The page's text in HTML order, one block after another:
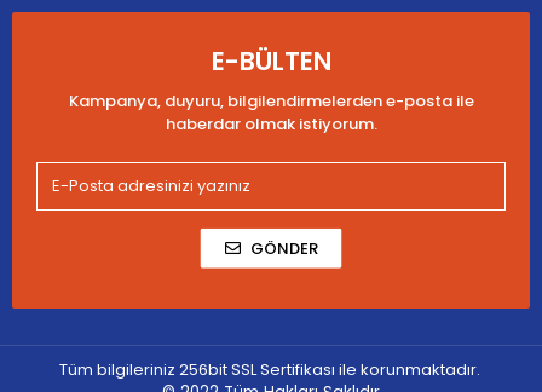
E-BÜLTEN
Kampanya, duyuru, bilgilendirmelerden e-posta ile
haberdar olmak istiyorum.
GÖNDER
Tüm bilgileriniz 256bit SSL Sertifikası ile korunmaktadır.